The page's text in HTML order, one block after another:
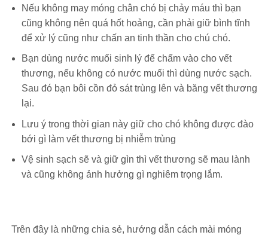
Nếu không may móng chân chó bị chảy máu thì bạn
cũng không nên quá hốt hoảng, cần phải giữ bình tĩnh
để xử lý cũng như chấn an tinh thần cho chú chó.
Bạn dùng nước muối sinh lý để chấm vào cho vết
thương, nếu không có nước muối thì dùng nước sạch.
Sau đó bạn bôi cồn đỏ sát trùng lên và băng vết thương
lại.
Lưu ý trong thời gian này giữ cho chó không được đào
bới gì làm vết thương bị nhiễm trùng
Vệ sinh sạch sẽ và giữ gìn thì vết thương sẽ mau lành
và cũng không ảnh hưởng gì nghiêm trọng lắm.
Trên đây là những chia sẻ, hướng dẫn cách mài móng